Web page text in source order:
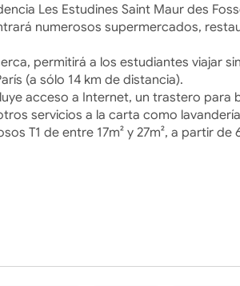
Les Estudines Saint Maur des
numerosos supermercados,
permitirá a los estudiantes viajar
(a sólo 14 km de distancia).
acceso a Internet, un trastero
servicios a la carta como
T1 de entre 17m² y 27m², a partir de